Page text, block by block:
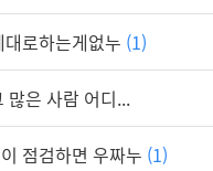
로하는게없누 (1)
많은 사람 어디...
점검하면 우짜누 (1)